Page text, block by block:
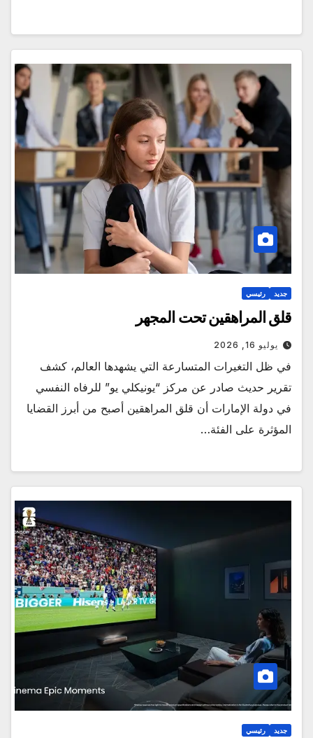
جديد رئيسي
قلق المراهقين تحت المجهر
يوليو 16, 2026
في ظل التغيرات المتسارعة التي يشهدها العالم، كشف
تقرير حديث صادر عن مركز “يونيكلي يو” للرفاه النفسي
في دولة الإمارات أن قلق المراهقين أصبح من أبرز القضايا
المؤثرة على الفئة…
جديد رئيسي